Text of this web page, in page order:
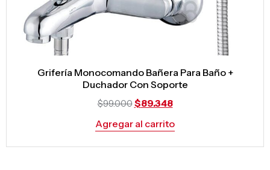
Grifería Monocomando Bañera Para Baño +
Duchador Con Soporte
$99.000$89.348
Agregar al carrito